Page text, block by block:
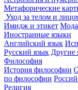
Метафорические
Уход за телом и
Имидж и этикет Мода
Иностранные языки
Английский язык
Русский язык Другие
Философия
История философии
по философии
Религия